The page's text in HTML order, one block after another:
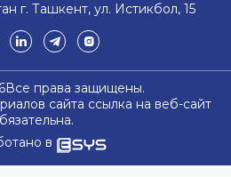
г. Ташкент, ул. Истикбол, 15
права защищены.
сайта ссылка на веб-сайт
в